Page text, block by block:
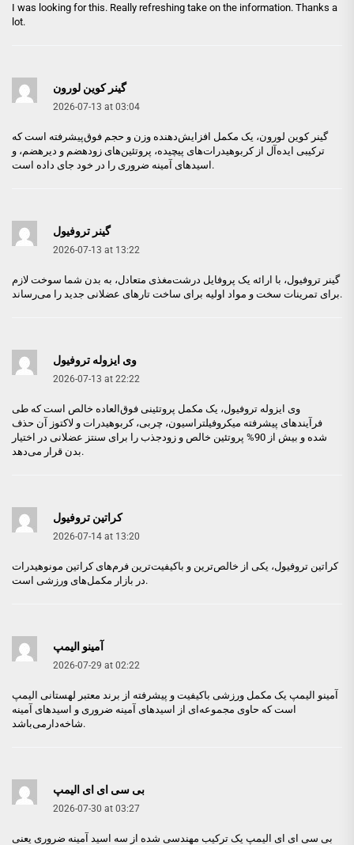
I was looking for this. Really refreshing take on the information. Thanks a
lot.
گینر کوین لورون
2026-07-13 at 03:04
گینر کوین لورون، یک مکمل افزایش‌دهنده وزن و حجم فوق‌پیشرفته است که
ترکیبی ایده‌آل از کربوهیدرات‌های پیچیده، پروتئین‌های زودهضم و دیرهضم، و
اسیدهای آمینه ضروری را در خود جای داده است.
گینر تروفیول
2026-07-13 at 13:22
گینر تروفیول، با ارائه یک پروفایل درشت‌مغذی متعادل، به بدن شما سوخت لازم
برای تمرینات سخت و مواد اولیه برای ساخت تارهای عضلانی جدید را می‌رساند.
وی ایزوله تروفیول
2026-07-13 at 22:22
وی ایزوله تروفیول، یک مکمل پروتئینی فوق‌العاده خالص است که طی
فرآیندهای پیشرفته میکروفیلتراسیون، چربی، کربوهیدرات و لاکتوز آن حذف
شده و بیش از 90% پروتئین خالص و زودجذب را برای سنتز عضلانی در اختیار
بدن قرار می‌دهد.
کراتین تروفیول
2026-07-14 at 13:20
کراتین تروفیول، یکی از خالص‌ترین و باکیفیت‌ترین فرم‌های کراتین مونوهیدرات
در بازار مکمل‌های ورزشی است.
آمینو الیمپ
2026-07-29 at 02:22
آمینو الیمپ یک مکمل ورزشی باکیفیت و پیشرفته از برند معتبر لهستانی الیمپ
است که حاوی مجموعه‌ای از اسیدهای آمینه ضروری و اسیدهای آمینه
شاخه‌دارمی‌باشد.
بی سی ای ای الیمپ
2026-07-30 at 03:27
بی سی ای ای الیمپ یک ترکیب مهندسی شده از سه اسید آمینه ضروری یعنی